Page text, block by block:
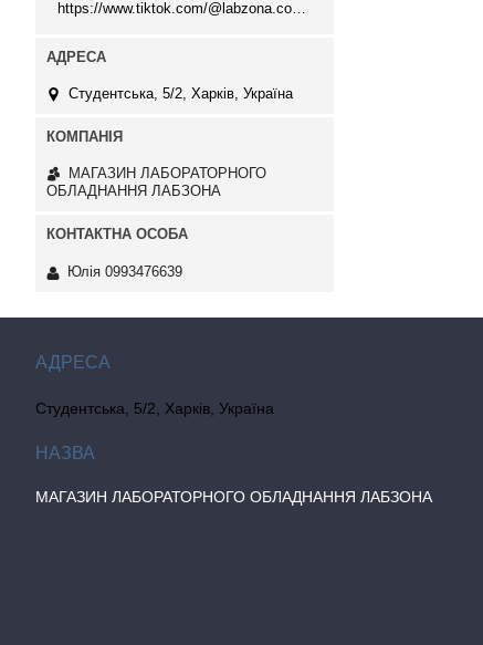
Студентська, 5/2, Харків, Україна
МАГАЗИН ЛАБОРАТОРНОГО
ОБЛАДНАННЯ ЛАБЗОНА
Юлія 0993476639
Студентська, 5/2, Харків, Україна
МАГАЗИН ЛАБОРАТОРНОГО ОБЛАДНАННЯ ЛАБЗОНА